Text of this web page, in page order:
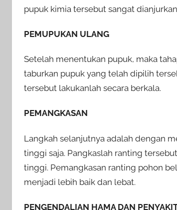
pupuk kimia tersebut sangat
PEMUPUKAN ULANG
Setelah menentukan pupuk, maka
taburkan pupuk yang telah dipilih
tersebut lakukanlah secara berkala.
PEMANGKASAN
Langkah selanjutnya adalah dengan
tinggi saja. Pangkaslah ranting
tinggi. Pemangkasan ranting pohon
menjadi lebih baik dan lebat.
PENGENDALIAN HAMA DAN